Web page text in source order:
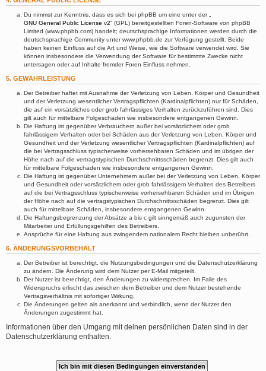
Du nimmst zur Kenntnis, dass es sich bei phpBB um eine unter der „
GNU General Public License v2“ (GPL) bereitgestellten Foren-Software von phpBB
Limited (www.phpbb.com) handelt; deutschsprachige Informationen werden durch die
deutschsprachige Community unter www.phpbb.de zur Verfügung gestellt. Beide
haben keinen Einfluss auf die Art und Weise, wie die Software verwendet wird. Sie
können insbesondere die Verwendung der Software für bestimmte Zwecke nicht
untersagen oder auf Inhalte fremder Foren Einfluss nehmen.
5. GEWÄHRLEISTUNG
Der Betreiber haftet mit Ausnahme der Verletzung von Leben, Körper und Gesundheit
und der Verletzung wesentlicher Vertragspflichten (Kardinalpflichten) nur für Schäden,
die auf ein vorsätzliches oder grob fahrlässiges Verhalten zurückzuführen sind. Dies
gilt auch für mittelbare Folgeschäden wie insbesondere entgangenen Gewinn.
Die Haftung ist gegenüber Verbrauchern außer bei vorsätzlichem oder grob
fahrlässigem Verhalten oder bei Schäden aus der Verletzung von Leben, Körper und
Gesundheit und der Verletzung wesentlicher Vertragspflichten (Kardinalpflichten) auf
die bei Vertragsschluss typischerweise vorhersehbaren Schäden und im übrigen der
Höhe nach auf die vertragstypischen Durchschnittsschäden begrenzt. Dies gilt auch
für mittelbare Folgeschäden wie insbesondere entgangenen Gewinn.
Die Haftung ist gegenüber Unternehmern außer bei der Verletzung von Leben, Körper
und Gesundheit oder vorsätzlichem oder grob fahrlässigem Verhalten des Betreibers
auf die bei Vertragsschluss typischerweise vorhersehbaren Schäden und im Übrigen
der Höhe nach auf die vertragstypischen Durchschnittsschäden begrenzt. Dies gilt
auch für mittelbare Schäden, insbesondere entgangenen Gewinn.
Die Haftungsbegrenzung der Absätze a bis c gilt sinngemäß auch zugunsten der
Mitarbeiter und Erfüllungsgehilfen des Betreibers.
Ansprüche für eine Haftung aus zwingendem nationalem Recht bleiben unberührt.
6. ÄNDERUNGSVORBEHALT
Der Betreiber ist berechtigt, die Nutzungsbedingungen und die Datenschutzerklärung
zu ändern. Die Änderung wird dem Nutzer per E-Mail mitgeteilt.
Der Nutzer ist berechtigt, den Änderungen zu widersprechen. Im Falle des
Widerspruchs erlischt das zwischen dem Betreiber und dem Nutzer bestehende
Vertragsverhältnis mit sofortiger Wirkung.
Die Änderungen gelten als anerkannt und verbindlich, wenn der Nutzer den
Änderungen zugestimmt hat.
Informationen über den Umgang mit deinen persönlichen Daten sind in der
Datenschutzerklärung enthalten.